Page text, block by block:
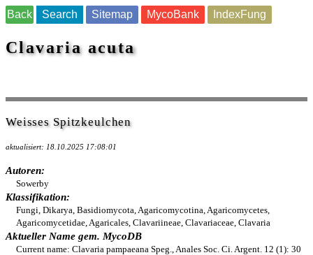
Back Search Sitemap MycoBank IndexFung
Clavaria acuta
Weisses Spitzkeulchen
aktualisiert: 18.10.2025 17:08:01
Autoren:
Sowerby
Klassifikation:
Fungi, Dikarya, Basidiomycota, Agaricomycotina, Agaricomycetes,
Agaricomycetidae, Agaricales, Clavariineae, Clavariaceae, Clavaria
Aktueller Name gem. MycoDB
Current name: Clavaria pampaeana Speg., Anales Soc. Ci. Argent. 12 (1): 30